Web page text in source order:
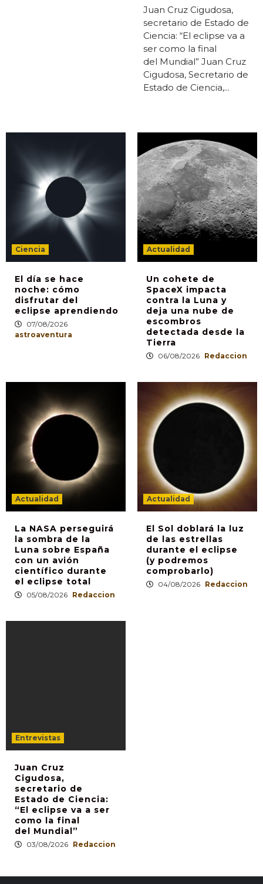
Juan Cruz Cigudosa,
secretario de Estado de
Ciencia: “El eclipse va a
ser como la final
del Mundial” Juan Cruz
Cigudosa, Secretario de
Estado de Ciencia,...
Ciencia
El día se hace
noche: cómo
disfrutar del
eclipse aprendiendo
07/08/2026
astroaventura
Actualidad
Un cohete de
SpaceX impacta
contra la Luna y
deja una nube de
escombros
detectada desde la
Tierra
06/08/2026 Redaccion
Actualidad
La NASA perseguirá
la sombra de la
Luna sobre España
con un avión
científico durante
el eclipse total
05/08/2026 Redaccion
Actualidad
El Sol doblará la luz
de las estrellas
durante el eclipse
(y podremos
comprobarlo)
04/08/2026 Redaccion
Entrevistas
Juan Cruz
Cigudosa,
secretario de
Estado de Ciencia:
“El eclipse va a ser
como la final
del Mundial”
03/08/2026 Redaccion